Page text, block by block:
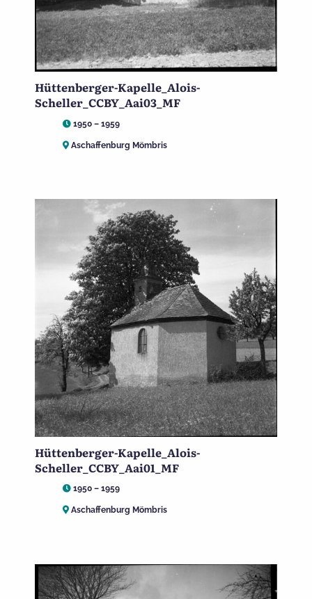
Hüttenberger-Kapelle_Alois-
Scheller_CCBY_Aai03_MF
1950 – 1959
Aschaffenburg Mömbris
Hüttenberger-Kapelle_Alois-
Scheller_CCBY_Aai01_MF
1950 – 1959
Aschaffenburg Mömbris